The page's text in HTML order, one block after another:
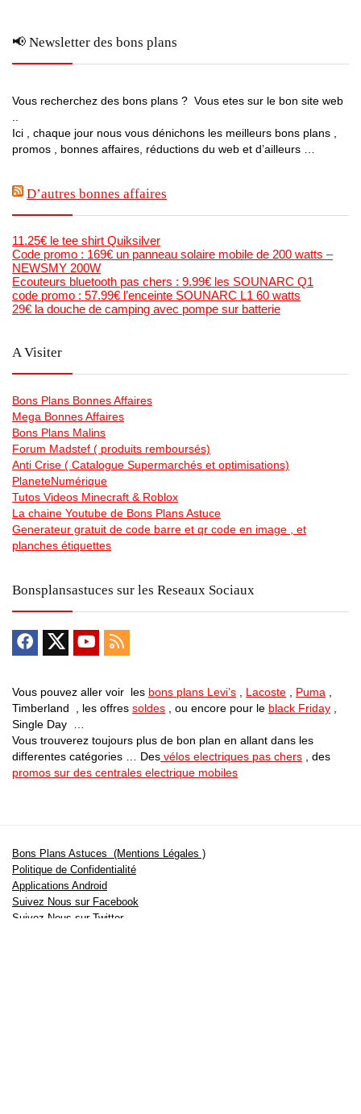
📢 Newsletter des bons plans
Vous recherchez des bons plans ? Vous etes sur le bon site web
Ici , chaque jour nous vous dénichons les meilleurs bons plans ,
promos , bonnes affaires, réductions du web et d’ailleurs …
D’autres bonnes affaires
11.25€ le tee shirt Quiksilver
Code promo : 169€ un panneau solaire mobile de 200 watts –
NEWSMY 200W
Ecouteurs bluetooth pas chers : 9.99€ les SOUNARC Q1
code promo : 57.99€ l’enceinte SOUNARC L1 60 watts
29€ la douche de camping avec pompe sur batterie
A Visiter
Bons Plans Bonnes Affaires
Mega Bonnes Affaires
Bons Plans Malins
Forum Madstef ( produits remboursés)
Anti Crise ( Catalogue Supermarchés et optimisations)
PlaneteNumérique
Tutos Videos Minecraft & Roblox
La chaine Youtube de Bons Plans Astuce
Generateur gratuit de code barre et qr code en image , et
planches étiquettes
Bonsplansastuces sur les Reseaux Sociaux
Vous pouvez aller voir les bons plans Levi’s Lacoste Puma
Timberland , les offres soldes , ou encore pour le black Friday
Single Day …
Vous trouverez toujours plus de bon plan en allant dans les
differentes catégories … Des vélos electriques pas chers , des
promos sur des centrales electrique mobiles
Bons Plans Astuces (Mentions Légales )
Politique de Confidentialité
Applications Android
Suivez Nous sur Facebook
Suivez Nous sur Twitter